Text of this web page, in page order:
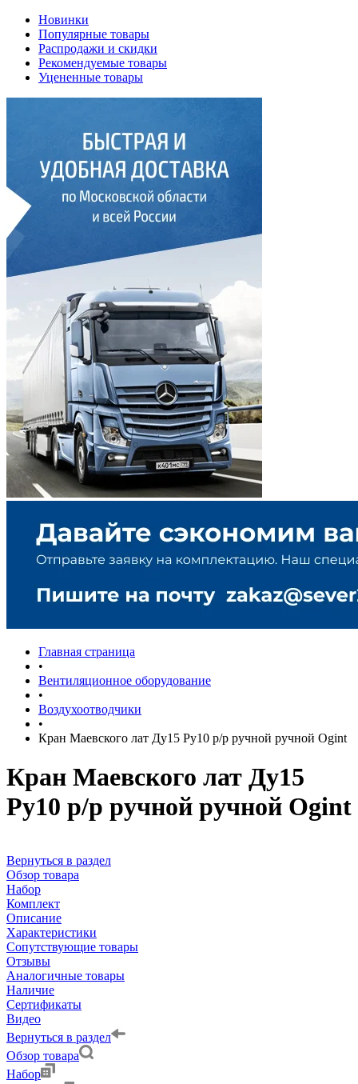
Новинки
Популярные товары
Распродажи и скидки
Рекомендуемые товары
Уцененные товары
Главная страница
•
Вентиляционное оборудование
•
Воздухоотводчики
•
Кран Маевского лат Ду15 Ру10 р/р ручной ручной Ogint
Кран Маевского лат Ду15
Ру10 р/р ручной ручной Ogint
Вернуться в раздел
Обзор товара
Набор
Комплект
Описание
Характеристики
Сопутствующие товары
Отзывы
Аналогичные товары
Наличие
Сертификаты
Видео
Вернуться в раздел
Обзор товара
Набор